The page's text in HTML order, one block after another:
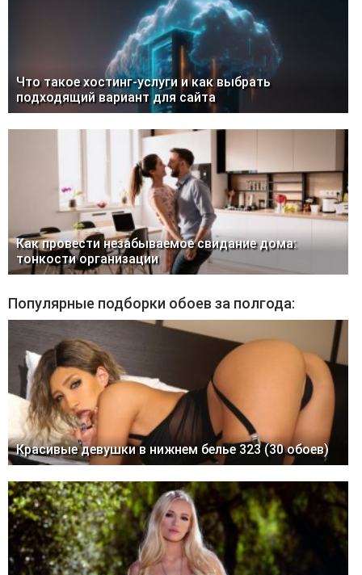
Что такое хостинг-услуги и как выбрать
подходящий вариант для сайта
Как провести незабываемое свидание дома:
тонкости организации
Популярные подборки обоев за полгода:
Красивые девушки в нижнем белье 323 (30 обоев)